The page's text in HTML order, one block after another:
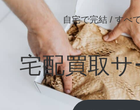
自宅で完結 / すべ
宅配買取サ